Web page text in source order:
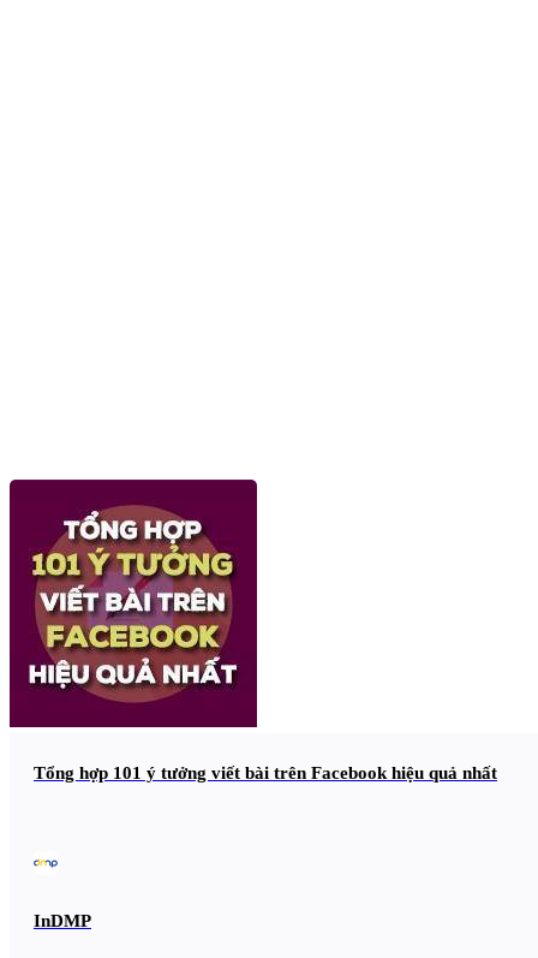
Tổng hợp 101 ý tưởng viết bài trên Facebook hiệu quả nhất
InDMP